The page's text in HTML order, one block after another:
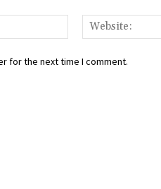
Email:*
for the next time I comment.